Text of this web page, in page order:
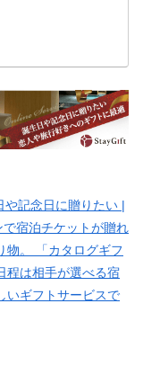
記念日に贈りたい |
で宿泊チケットが贈れ
物。 「カタログギフ
程は相手が選べる宿
いギフトサービスで